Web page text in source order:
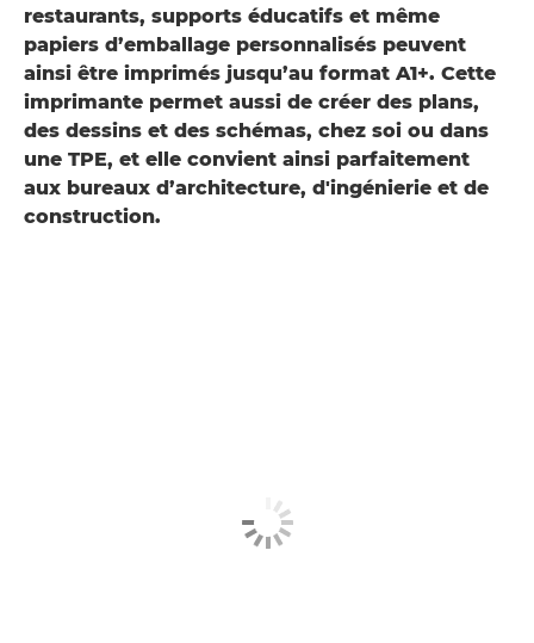
restaurants, supports éducatifs et même
papiers d’emballage personnalisés peuvent
ainsi être imprimés jusqu’au format A1+. Cette
imprimante permet aussi de créer des plans,
des dessins et des schémas, chez soi ou dans
une TPE, et elle convient ainsi parfaitement
aux bureaux d’architecture, d'ingénierie et de
construction.